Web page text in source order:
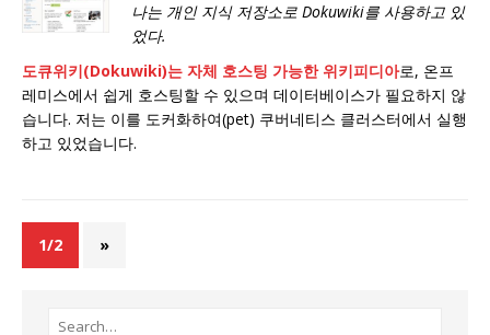
나는 개인 지식 저장소로 Dokuwiki를 사용하고 있
었다.
도큐위키(Dokuwiki)는 자체 호스팅 가능한 위키피디아로, 온프
레미스에서 쉽게 호스팅할 수 있으며 데이터베이스가 필요하지 않
습니다. 저는 이를 도커화하여(pet) 쿠버네티스 클러스터에서 실행
하고 있었습니다.
1/2 »